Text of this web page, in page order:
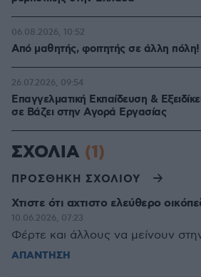
Από μαθητής, φοιτητής σε άλλη πόλη!
06.08.2026, 10:52
Επαγγελματική Εκπαίδευση &
σε Bάζει στην Aγορά Eργασίας
26.07.2026, 09:54
ΣΧΟΛΙΑ (1)
ΠΡΟΣΘΗΚΗ ΣΧΟΛΙΟΥ
Χτιστε ότι αχτιστο ελεύθερο
10.06.2026, 07:23
Φέρτε και άλλους να μείνουν
ΑΠΑΝΤΗΣΗ